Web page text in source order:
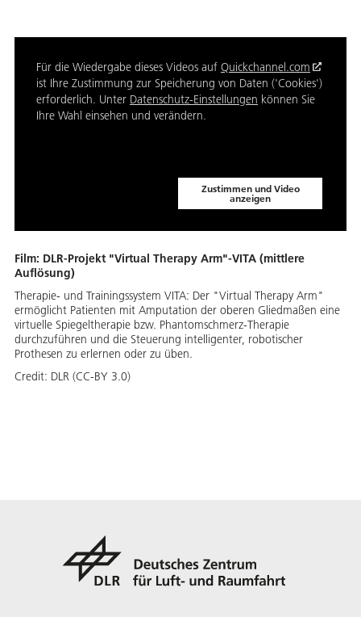
Für die Wiedergabe dieses Videos auf Quickchannel.com
ist Ihre Zustimmung zur Speicherung von Daten ('Cookies')
erforderlich. Unter Datenschutz-Einstellungen können Sie
Ihre Wahl einsehen und verändern.
Zustimmen und Video
anzeigen
Film: DLR-Projekt "Virtual Therapy Arm"-VITA (mittlere
Auflösung)
Therapie- und Trainingssystem VITA: Der "Virtual Therapy Arm"
ermöglicht Patienten mit Amputation der oberen Gliedmaßen eine
virtuelle Spiegeltherapie bzw. Phantomschmerz-Therapie
durchzuführen und die Steuerung intelligenter, robotischer
Prothesen zu erlernen oder zu üben.
Credit: DLR (CC-BY 3.0)